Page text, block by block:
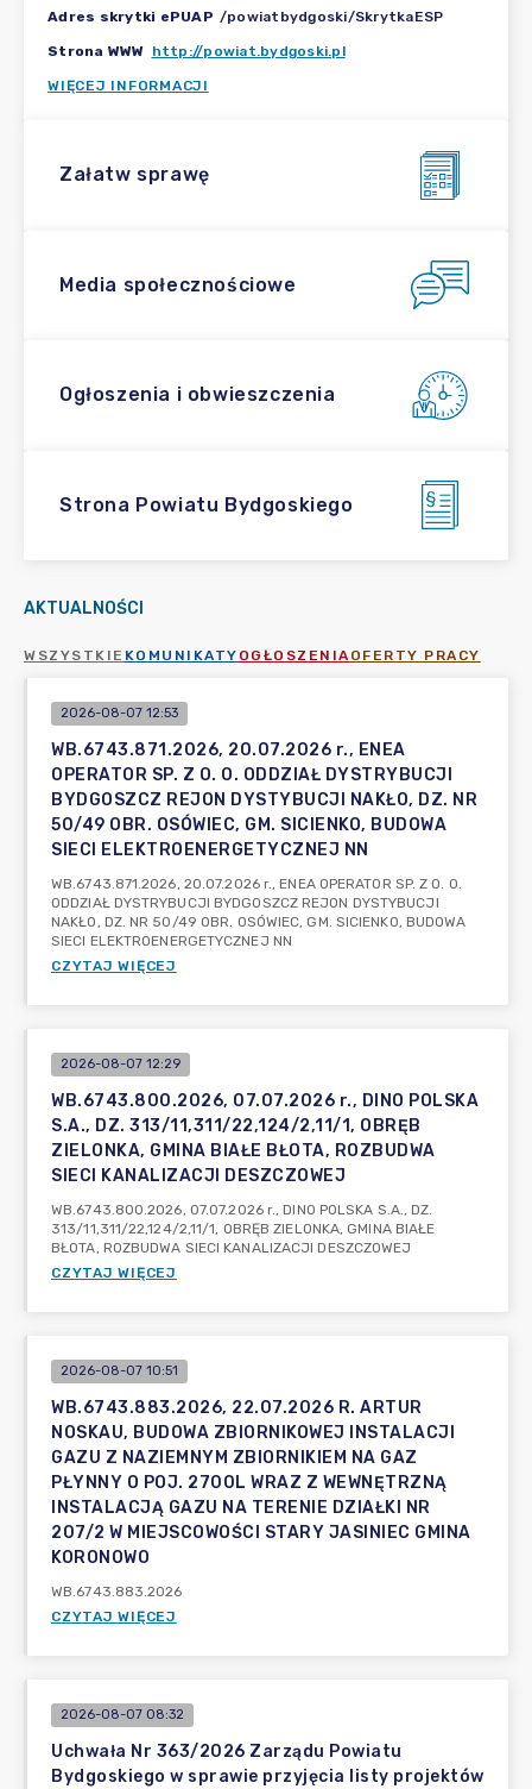
Adres skrytki ePUAP /powiatbydgoski/SkrytkaESP
Strona WWW http://powiat.bydgoski.pl
WIĘCEJ INFORMACJI
Załatw sprawę
Media społecznościowe
Ogłoszenia i obwieszczenia
Strona Powiatu Bydgoskiego
AKTUALNOŚCI
WSZYSTKIE KOMUNIKATY OGŁOSZENIA OFERTY PRACY
2026-08-07 12:53
WB.6743.871.2026, 20.07.2026 r., ENEA
OPERATOR SP. Z O. O. ODDZIAŁ DYSTRYBUCJI
BYDGOSZCZ REJON DYSTYBUCJI NAKŁO, DZ. NR
50/49 OBR. OSÓWIEC, GM. SICIENKO, BUDOWA
SIECI ELEKTROENERGETYCZNEJ NN
WB.6743.871.2026, 20.07.2026 r., ENEA OPERATOR SP. Z O. O.
ODDZIAŁ DYSTRYBUCJI BYDGOSZCZ REJON DYSTYBUCJI
NAKŁO, DZ. NR 50/49 OBR. OSÓWIEC, GM. SICIENKO, BUDOWA
SIECI ELEKTROENERGETYCZNEJ NN
CZYTAJ WIĘCEJ
2026-08-07 12:29
WB.6743.800.2026, 07.07.2026 r., DINO POLSKA
S.A., DZ. 313/11,311/22,124/2,11/1, OBRĘB
ZIELONKA, GMINA BIAŁE BŁOTA, ROZBUDWA
SIECI KANALIZACJI DESZCZOWEJ
WB.6743.800.2026, 07.07.2026 r., DINO POLSKA S.A., DZ.
313/11,311/22,124/2,11/1, OBRĘB ZIELONKA, GMINA BIAŁE
BŁOTA, ROZBUDWA SIECI KANALIZACJI DESZCZOWEJ
CZYTAJ WIĘCEJ
2026-08-07 10:51
WB.6743.883.2026, 22.07.2026 R. ARTUR
NOSKAU, BUDOWA ZBIORNIKOWEJ INSTALACJI
GAZU Z NAZIEMNYM ZBIORNIKIEM NA GAZ
PŁYNNY O POJ. 2700L WRAZ Z WEWNĘTRZNĄ
INSTALACJĄ GAZU NA TERENIE DZIAŁKI NR
207/2 W MIEJSCOWOŚCI STARY JASINIEC GMINA
KORONOWO
WB.6743.883.2026
CZYTAJ WIĘCEJ
2026-08-07 08:32
Uchwała Nr 363/2026 Zarządu Powiatu
Bydgoskiego w sprawie przyjęcia listy projektów